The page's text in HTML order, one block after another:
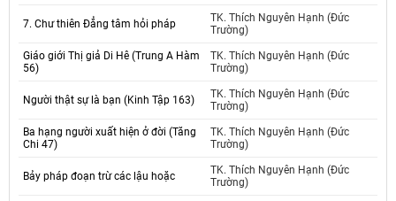
7. Chư thiên Đẳng tâm hỏi pháp
TK. Thích Nguyên Hạnh (Đức
Trường)
Giáo giới Thị giả Di Hê (Trung A Hàm
56)
TK. Thích Nguyên Hạnh (Đức
Trường)
Người thật sự là bạn (Kinh Tập 163)
TK. Thích Nguyên Hạnh (Đức
Trường)
Ba hạng người xuất hiện ở đời (Tăng
Chi 47)
TK. Thích Nguyên Hạnh (Đức
Trường)
Bảy pháp đoạn trừ các lậu hoặc
TK. Thích Nguyên Hạnh (Đức
Trường)